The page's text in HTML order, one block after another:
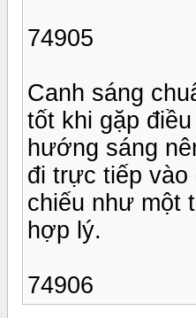
74905
Canh sáng
tốt khi gặp
hướng sáng
đi trực tiếp
chiếu như một
hợp lý.
74906